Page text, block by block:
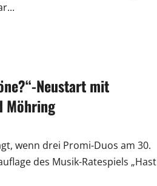
Neustart mit
Möhring
wenn drei Promi-Duos am 30.
des Musik-Ratespiels „Hast